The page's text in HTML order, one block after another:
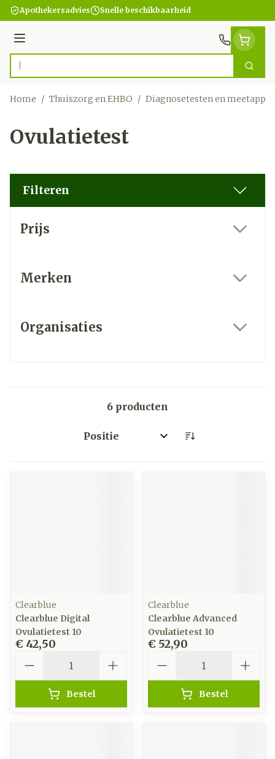
Ga naar de inhoud
Apothekersadvies Snelle beschikbaarheid
Menu
Product, merk, categorie... Zoek
Home / Thuiszorg en EHBO / Diagnosetesten en
Ovulatietest
Filteren
Prijs
Merken
Organisaties
6 producten
Sorteer op:
Clearblue
Clearblue Digital
Ovulatietest 10
€ 42,50
Bestel
Clearblue
Clearblue Advanced
Ovulatietest 10
€ 52,90
Bestel